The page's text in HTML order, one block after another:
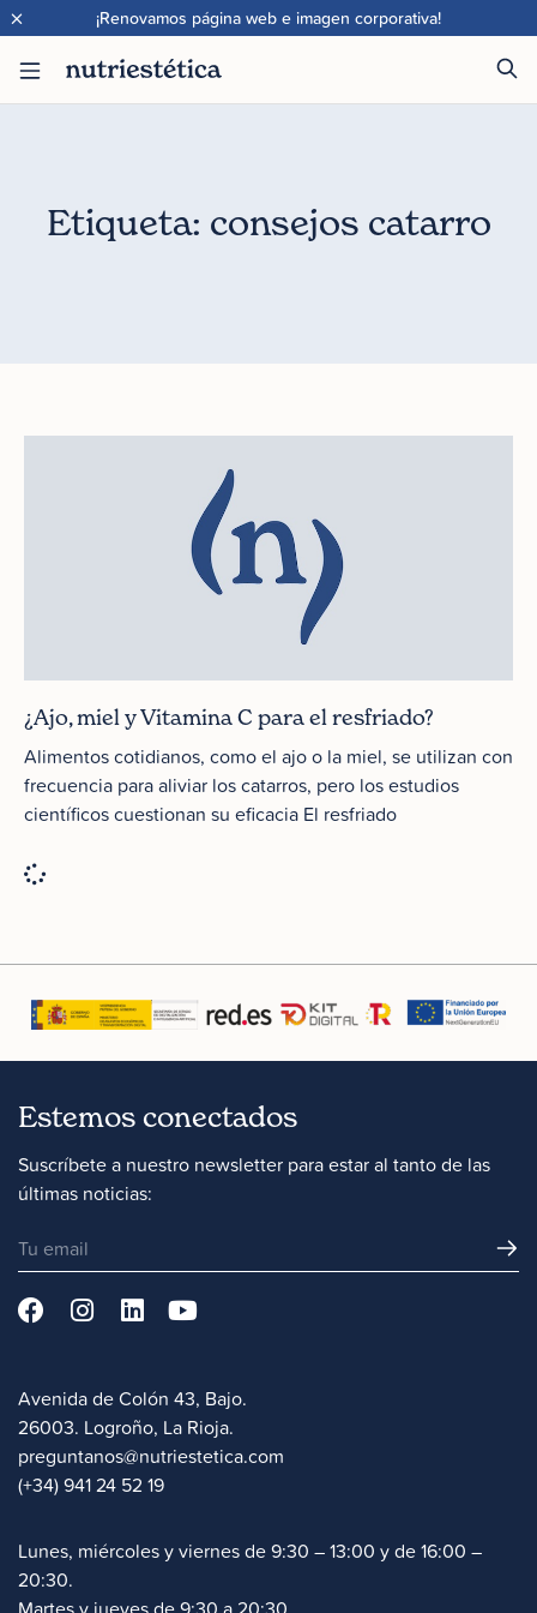
¡Renovamos página web e imagen corporativa!
×
Etiqueta: consejos catarro
¿Ajo, miel y Vitamina C para el resfriado?
Alimentos cotidianos, como el ajo o la miel, se utilizan con
frecuencia para aliviar los catarros, pero los estudios
científicos cuestionan su eficacia El resfriado
Estemos conectados
Suscríbete a nuestro newsletter para estar al tanto de las
últimas noticias:
Avenida de Colón 43, Bajo.
26003. Logroño, La Rioja.
preguntanos@nutriestetica.com
(+34) 941 24 52 19
Lunes, miércoles y viernes de 9:30 – 13:00 y de 16:00 –
20:30.